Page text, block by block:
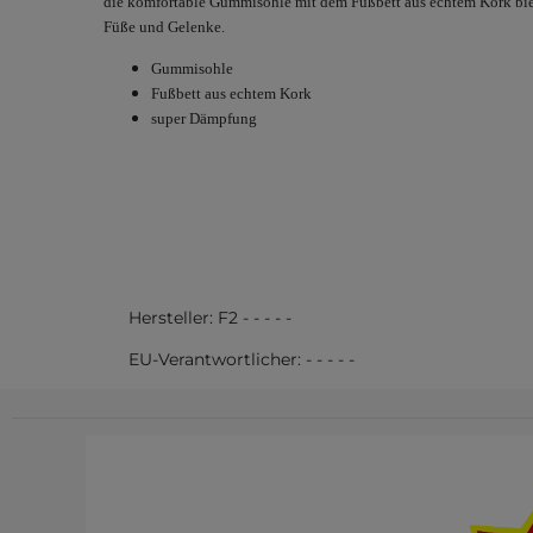
Füße und Gelenke.
Gummisohle
Fußbett aus echtem Kork
super Dämpfung
Hersteller: F2 - - - - -
EU-Verantwortlicher: - - - - -